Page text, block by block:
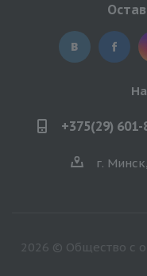
+375(29) 601-
г.
2026 © Общество с